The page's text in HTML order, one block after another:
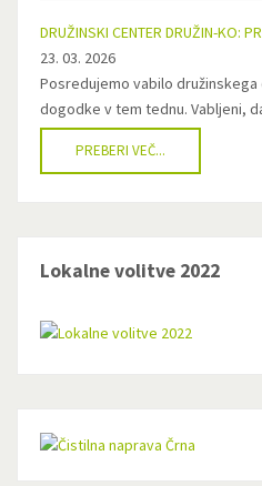
DRUŽINSKI CENTER DRUŽIN-KO:
23. 03. 2026
Posredujemo vabilo družinskega
dogodke v tem tednu. Vabljeni,
PREBERI VEČ...
Lokalne volitve 2022